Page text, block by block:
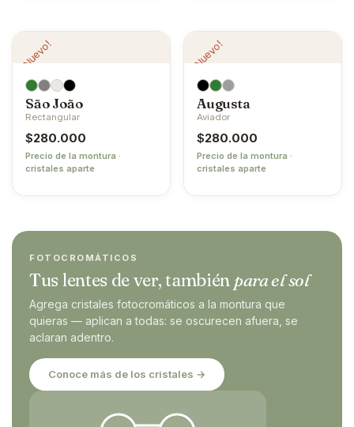
¡Nuevo!
São João
Rectangular
$280.000
Precio de la montura ·
cristales aparte
¡Nuevo!
Augusta
Aviador
$280.000
Precio de la montura ·
cristales aparte
FOTOCROMÁTICOS
Tus lentes de ver, también para el sol
Agrega cristales fotocromáticos a la montura que
quieras — aplican a todas: se oscurecen afuera, se
aclaran adentro.
Conoce más de los cristales →